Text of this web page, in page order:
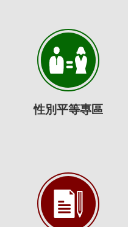
性別平等專區